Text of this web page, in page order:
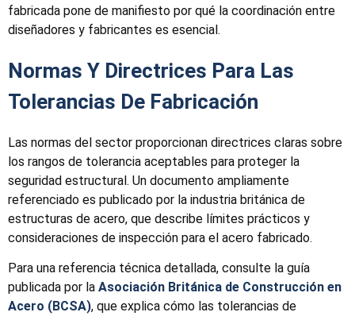
fabricada pone de manifiesto por qué la coordinación entre
diseñadores y fabricantes es esencial.
Normas Y Directrices Para Las
Tolerancias De Fabricación
Las normas del sector proporcionan directrices claras sobre
los rangos de tolerancia aceptables para proteger la
seguridad estructural. Un documento ampliamente
referenciado es publicado por la industria británica de
estructuras de acero, que describe límites prácticos y
consideraciones de inspección para el acero fabricado.
Para una referencia técnica detallada, consulte la guía
publicada por la Asociación Británica de Construcción en
Acero (BCSA), que explica cómo las tolerancias de